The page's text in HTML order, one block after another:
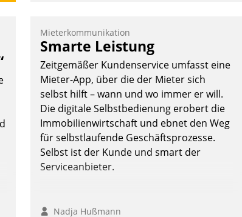
Mieterkommunikation
Smarte Leistung
Zeitgemäßer Kundenservice umfasst eine
Mieter-App, über die der Mieter sich
selbst hilft – wann und wo immer er will.
Die digitale Selbstbedienung erobert die
Immobilienwirtschaft und ebnet den Weg
für selbstlaufende Geschäftsprozesse.
Selbst ist der Kunde und smart der
Serviceanbieter.
Nadja Hußmann